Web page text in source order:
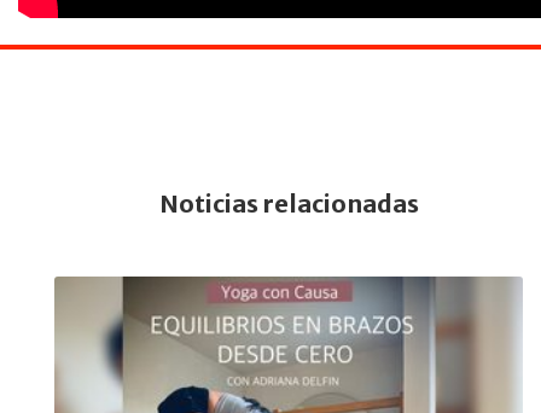
Noticias relacionadas